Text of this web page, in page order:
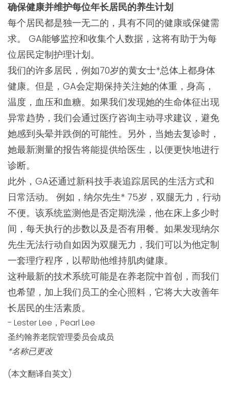
确保健康并维护每位年长居民的养生计划
每个居民都是独一无二的，具有不同的健康或保健需
求。 GA能够监控和收集个人数据，这将有助于为每
位居民定制护理计划。
我们的许多居民，例如70岁的黄女士*总体上都身体
健康。但是，GA会定期保持关注她的体重，身高，
温度，血压和血糖。如果我们发现她的生命体征出现
异常趋势，我们会通过医疗咨询主动寻求建议，避免
她感到头晕并跌倒的可能性。另外，当她去复诊时，
她最新测量的报告将能提供给医生，以便更快地进行
诊断。
此外，GA还通过新科技手表追踪居民的生活方式和
日常活动。 例如，纳尔先生* 75岁，双腿无力，行动
不便。该系统监测他是否定期洗澡，他在床上多少时
间，每天执行的步数以及是否有用餐。如果发现纳尔
先生无法行动自如因为双腿无力，我们可以为他定制
一套理疗程序，以帮助他维持肌肉健康。
这种最新的技术系统可能是在养老院中首创，而我们
也希望，加上我们员工的全心照料，它将大大改善年
长居民的生活素质。
- Lester Lee，Pearl Lee
圣约翰养老院管理委员会成员
*名称已更改
(本文翻译自英文)